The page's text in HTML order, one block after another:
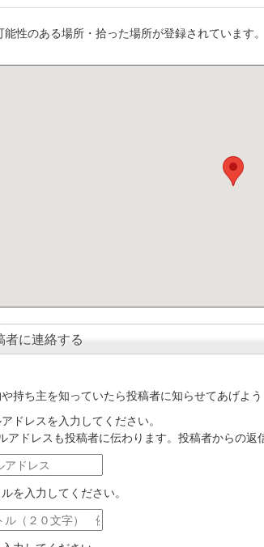
能性のある場所・拾った場所が登録されています。
者に連絡する
持ち主を知っていたら投稿者に知らせてあげよう
ドレスを入力してください。
アドレスも投稿者に伝わります。投稿者からの返
を入力してください。